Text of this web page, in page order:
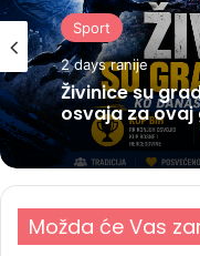
Sport
2 days ranije
Živinice su
osvaja za ovaj
Možda će Vas